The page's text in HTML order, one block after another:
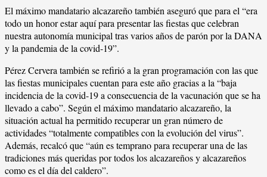
El máximo mandatario alcazareño también aseguró que para el “era
todo un honor estar aquí para presentar las fiestas que celebran
nuestra autonomía municipal tras varios años de parón por la DANA
y la pandemia de la covid-19”.
Pérez Cervera también se refirió a la gran programación con las que
las fiestas municipales cuentan para este año gracias a la “baja
incidencia de la covid-19 a consecuencia de la vacunación que se ha
llevado a cabo”. Según el máximo mandatario alcazareño, la
situación actual ha permitido recuperar un gran número de
actividades “totalmente compatibles con la evolución del virus”.
Además, recalcó que “aún es temprano para recuperar una de las
tradiciones más queridas por todos los alcazareños y alcazareños
como es el día del caldero”.